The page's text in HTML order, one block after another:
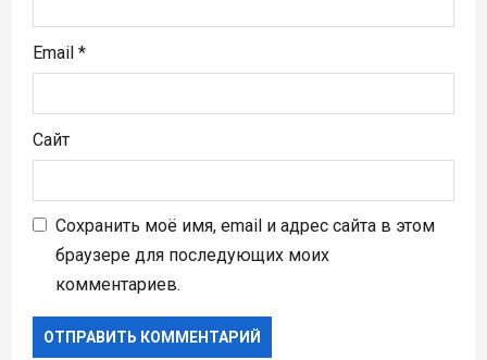
Email *
Сайт
Сохранить моё имя, email и адрес сайта в этом
браузере для последующих моих
комментариев.